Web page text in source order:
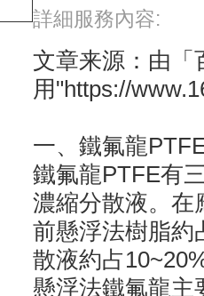
詳細服務內容:
文章来源：由「
用"https://
一、鐵氟龍
鐵氟龍PTFE有
濃縮分散液。在
前懸浮法樹脂約
散液約占
懸浮法鐵氟龍主